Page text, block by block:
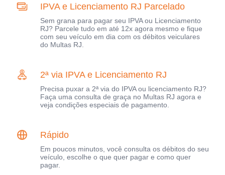
IPVA e Licenciamento RJ Parcelado
Sem grana para pagar seu IPVA ou Licenciamento
RJ? Parcele tudo em até 12x agora mesmo e fique
com seu veículo em dia com os débitos veiculares
do Multas RJ.
2ª via IPVA e Licenciamento RJ
Precisa puxar a 2ª via do IPVA ou licenciamento RJ?
Faça uma consulta de graça no Multas RJ agora e
veja condições especiais de pagamento.
Rápido
Em poucos minutos, você consulta os débitos do seu
veículo, escolhe o que quer pagar e como quer
pagar.